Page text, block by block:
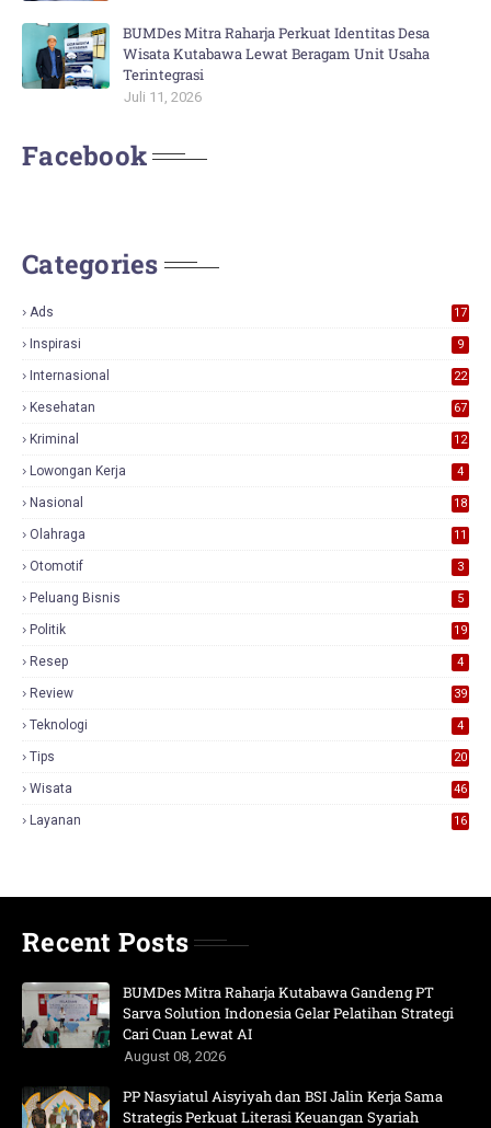
BUMDes Mitra Raharja Perkuat Identitas Desa
Wisata Kutabawa Lewat Beragam Unit Usaha
Terintegrasi
Juli 11, 2026
Facebook
Categories
Ads
17
Inspirasi 9
Internasional 22
Kesehatan 67
Kriminal 12
Lowongan Kerja 4
Nasional
18
Olahraga 11
Otomotif 3
Peluang Bisnis 5
Politik 19
Resep 4
Review
39
Teknologi 4
Tips 20
Wisata 46
Layanan 16
Recent Posts
BUMDes Mitra Raharja Kutabawa Gandeng PT
Sarva Solution Indonesia Gelar Pelatihan Strategi
Cari Cuan Lewat AI
August 08, 2026
PP Nasyiatul Aisyiyah dan BSI Jalin Kerja Sama
Strategis Perkuat Literasi Keuangan Syariah